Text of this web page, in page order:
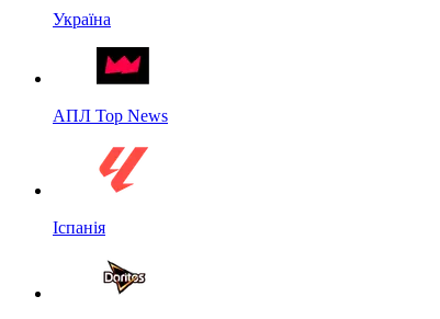
Україна
АПЛ Top News
Іспанія